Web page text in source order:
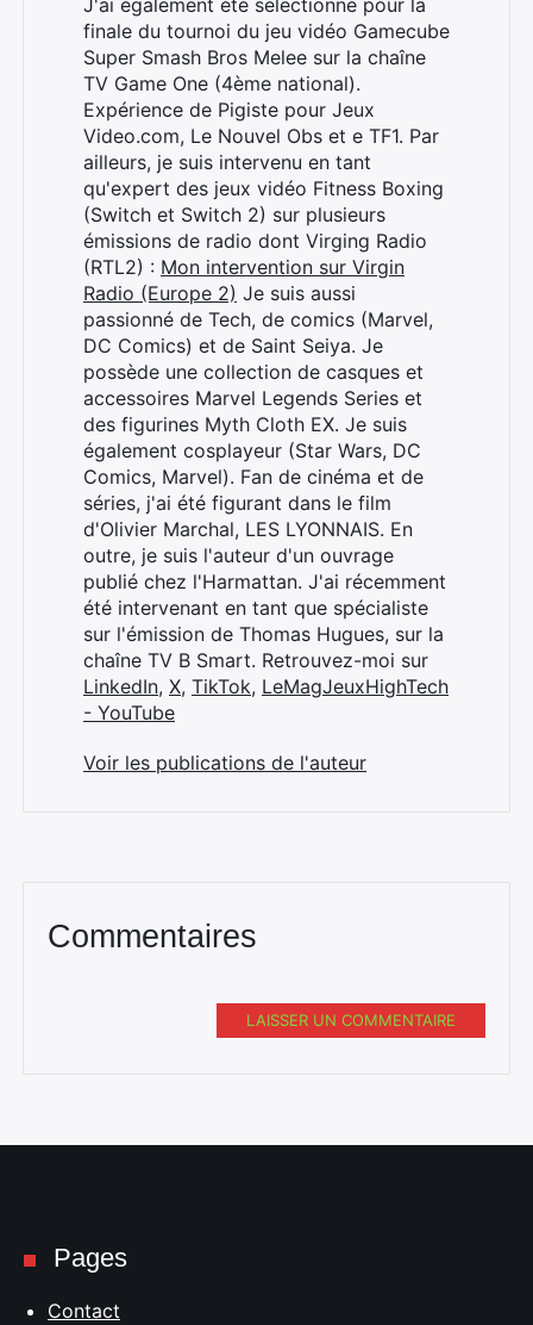
J'ai également été sélectionné pour la
finale du tournoi du jeu vidéo Gamecube
Super Smash Bros Melee sur la chaîne
TV Game One (4ème national).
Expérience de Pigiste pour Jeux
Video.com, Le Nouvel Obs et e TF1. Par
ailleurs, je suis intervenu en tant
qu'expert des jeux vidéo Fitness Boxing
(Switch et Switch 2) sur plusieurs
émissions de radio dont Virging Radio
(RTL2) : Mon intervention sur Virgin
Radio (Europe 2) Je suis aussi
passionné de Tech, de comics (Marvel,
DC Comics) et de Saint Seiya. Je
possède une collection de casques et
accessoires Marvel Legends Series et
des figurines Myth Cloth EX. Je suis
également cosplayeur (Star Wars, DC
Comics, Marvel). Fan de cinéma et de
séries, j'ai été figurant dans le film
d'Olivier Marchal, LES LYONNAIS. En
outre, je suis l'auteur d'un ouvrage
publié chez l'Harmattan. J'ai récemment
été intervenant en tant que spécialiste
sur l'émission de Thomas Hugues, sur la
chaîne TV B Smart. Retrouvez-moi sur
LinkedIn, X, TikTok, LeMagJeuxHighTech
- YouTube
Voir les publications de l'auteur
Commentaires
LAISSER UN COMMENTAIRE
Pages
Contact
Rechercher
: